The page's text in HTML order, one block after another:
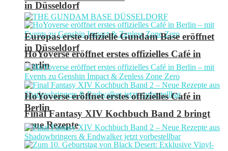
in Düsseldorf
HoYoverse eröffnet erstes offizielles Café in
Berlin
Final Fantasy XIV Kochbuch Band 2 bringt
neue Rezepte
Europas erste offizielle Gundam Base eröffnet
in Düsseldorf
HoYoverse eröffnet erstes offizielles Café in
Berlin